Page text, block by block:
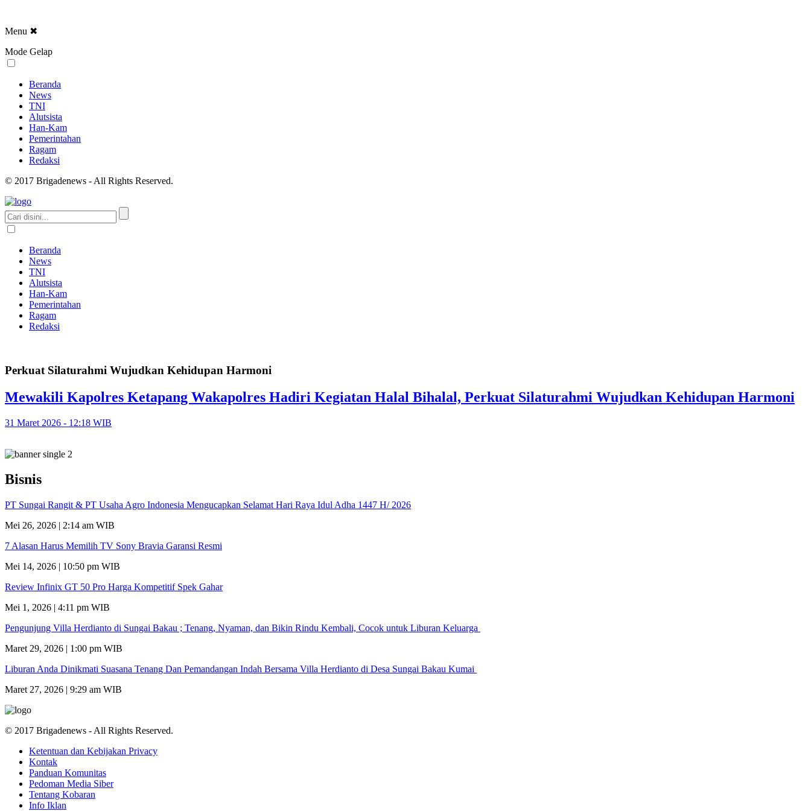
Menu ✖
Mode Gelap
Beranda
News
TNI
Alutsista
Han-Kam
Pemerintahan
Ragam
Redaksi
© 2017 Brigadenews - All Rights Reserved.
Beranda
News
TNI
Alutsista
Han-Kam
Pemerintahan
Ragam
Redaksi
Perkuat Silaturahmi Wujudkan Kehidupan Harmoni
Mewakili Kapolres Ketapang Wakapolres Hadiri Kegiatan Halal Bihalal, Perkuat Silaturahmi Wujudkan Kehidupan Harmoni
31 Maret 2026 - 12:18 WIB
Bisnis
PT Sungai Rangit & PT Usaha Agro Indonesia Mengucapkan Selamat Hari Raya Idul Adha 1447 H/ 2026
Mei 26, 2026 | 2:14 am WIB
7 Alasan Harus Memilih TV Sony Bravia Garansi Resmi
Mei 14, 2026 | 10:50 pm WIB
Review Infinix GT 50 Pro Harga Kompetitif Spek Gahar
Mei 1, 2026 | 4:11 pm WIB
Pengunjung Villa Herdianto di Sungai Bakau ; Tenang, Nyaman, dan Bikin Rindu Kembali, Cocok untuk Liburan Keluarga
Maret 29, 2026 | 1:00 pm WIB
Liburan Anda Dinikmati Suasana Tenang Dan Pemandangan Indah Bersama Villa Herdianto di Desa Sungai Bakau Kumai
Maret 27, 2026 | 9:29 am WIB
© 2017 Brigadenews - All Rights Reserved.
Ketentuan dan Kebijakan Privacy
Kontak
Panduan Komunitas
Pedoman Media Siber
Tentang Kobaran
Info Iklan